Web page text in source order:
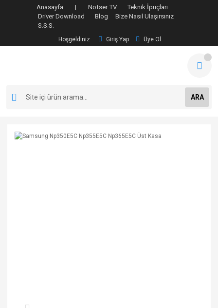
Anasayfa | Notser TV
Teknik İpuçları
Driver Download
Blog
Bize Nasıl Ulaşırsınız
S.S.S.
Hoşgeldiniz Giriş Yap Üye Ol
ARA